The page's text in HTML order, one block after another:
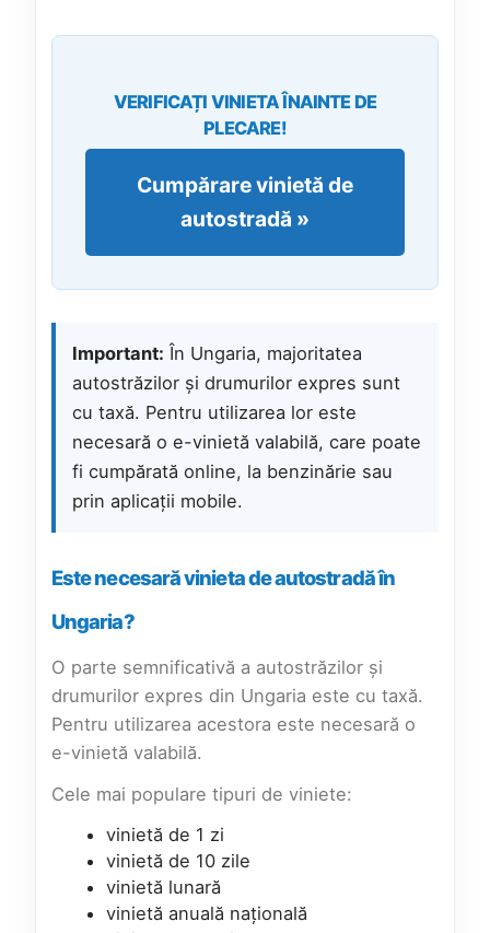
VERIFICAȚI VINIETA ÎNAINTE DE
PLECARE!
Cumpărare vinietă de
autostradă »
Important: În Ungaria, majoritatea
autostrăzilor și drumurilor expres sunt
cu taxă. Pentru utilizarea lor este
necesară o e-vinietă valabilă, care poate
fi cumpărată online, la benzinărie sau
prin aplicații mobile.
Este necesară vinieta de autostradă în
Ungaria?
O parte semnificativă a autostrăzilor și
drumurilor expres din Ungaria este cu taxă.
Pentru utilizarea acestora este necesară o
e-vinietă valabilă.
Cele mai populare tipuri de viniete:
vinietă de 1 zi
vinietă de 10 zile
vinietă lunară
vinietă anuală națională